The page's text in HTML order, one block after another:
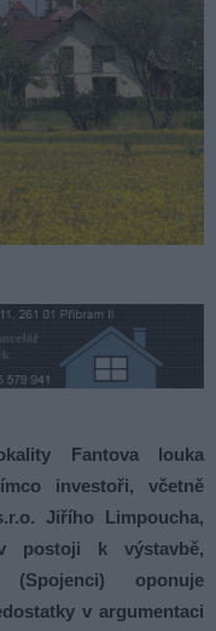
Fantova louka
investoři, včetně
Jiřího Limpoucha,
postoji k výstavbě,
(Spojenci) oponuje
v argumentaci